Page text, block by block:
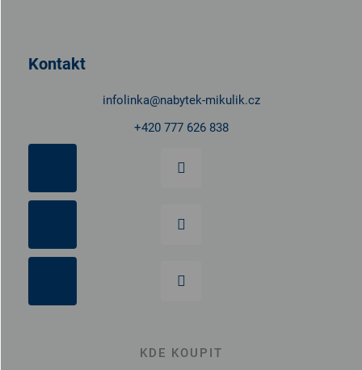
Kontakt
infolinka@nabytek-mikulik.cz
+420 777 626 838
KDE KOUPIT